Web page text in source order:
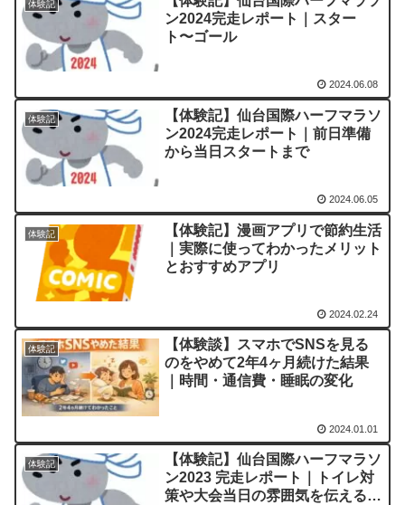
体験記
ン2024完走レポート｜スター
ト〜ゴール
2024.06.08
体験記
【体験記】仙台国際ハーフマラソ
ン2024完走レポート｜前日準備
から当日スタートまで
2024.06.05
体験記
【体験記】漫画アプリで節約生活
｜実際に使ってわかったメリット
とおすすめアプリ
2024.02.24
体験記
【体験談】スマホでSNSを見る
のをやめて2年4ヶ月続けた結果
｜時間・通信費・睡眠の変化
2024.01.01
体験記
【体験記】仙台国際ハーフマラソ
ン2023 完走レポート｜トイレ対
策や大会当日の雰囲気を伝える体